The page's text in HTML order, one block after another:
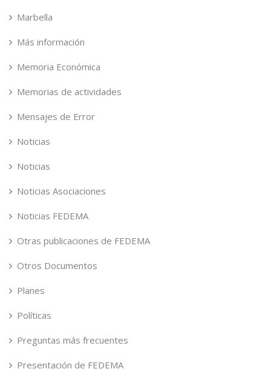
Marbella
Más información
Memoria Económica
Memorias de actividades
Mensajes de Error
Noticias
Noticias
Noticias Asociaciones
Noticias FEDEMA
Otras publicaciones de FEDEMA
Otros Documentos
Planes
Políticas
Preguntas más frecuentes
Presentación de FEDEMA